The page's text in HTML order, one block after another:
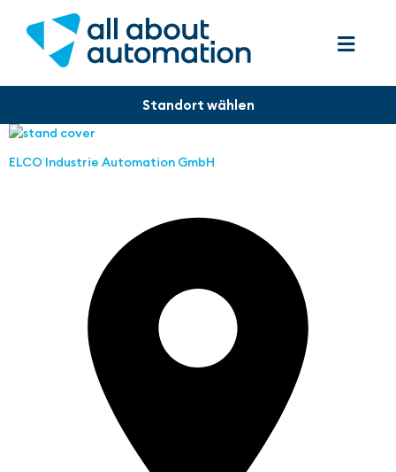
ELCO Industrie Automation GmbH